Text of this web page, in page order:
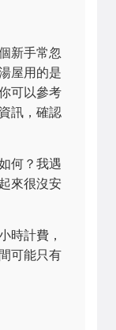
新手常忽
屋用的是
可以參考
訊，確認
何？我遇
來很沒安
時計費，
可能只有